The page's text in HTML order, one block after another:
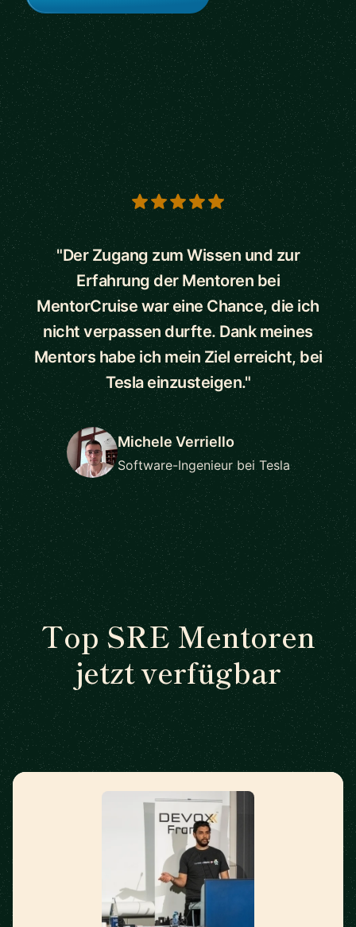
5 out of 5 stars
"Der Zugang zum Wissen und zur
Erfahrung der Mentoren bei
MentorCruise war eine Chance, die ich
nicht verpassen durfte. Dank meines
Mentors habe ich mein Ziel erreicht, bei
Tesla einzusteigen."
Michele Verriello
Software-Ingenieur bei Tesla
Top SRE Mentoren
jetzt verfügbar